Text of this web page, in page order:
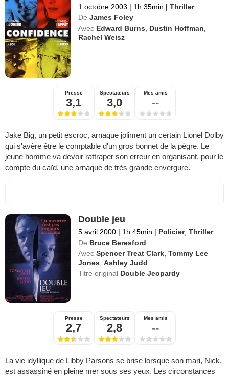
1 octobre 2003 | 1h 35min | Thriller
De James Foley
Avec Edward Burns Dustin Hoffman
Rachel Weisz
Presse
3,1
Spectateurs
3,0
Mes amis
--
Jake Big, un petit escroc, arnaque joliment un certain Lionel Dolby
qui s'avère être le comptable d'un gros bonnet de la pègre. Le
jeune homme va devoir rattraper son erreur en organisant, pour le
compte du caïd, une arnaque de très grande envergure.
Double jeu
5 avril 2000 | 1h 45min | Policier,Thriller
De Bruce Beresford
Avec Spencer Treat Clark ,Tommy Lee
Jones ,Ashley Judd
Titre original Double Jeopardy
Presse
2,7
Spectateurs
2,8
Mes amis
--
La vie idyllique de Libby Parsons se brise lorsque son mari, Nick,
est assassiné en pleine mer sous ses yeux. Les circonstances